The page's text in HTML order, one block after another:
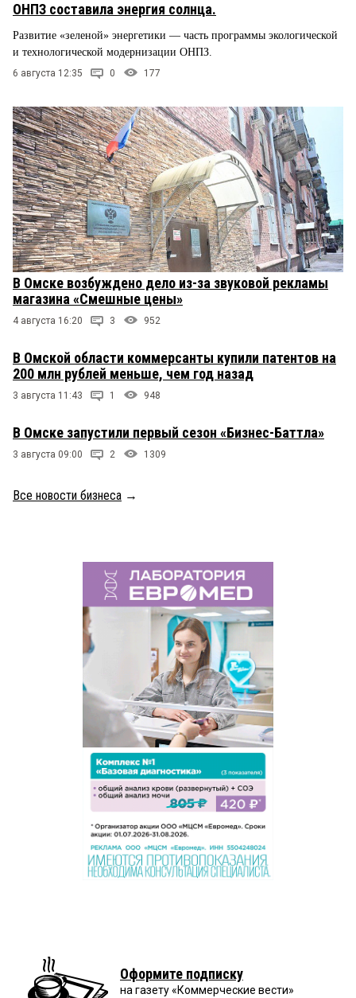
ОНПЗ составила энергия солнца.
Развитие «зеленой» энергетики — часть программы экологической
и технологической модернизации ОНПЗ.
6 августа 12:35 0 177
В Омске возбуждено дело из-за звуковой рекламы
магазина «Смешные цены»
4 августа 16:20 3 952
В Омской области коммерсанты купили патентов на
200 млн рублей меньше, чем год назад
3 августа 11:43 1 948
В Омске запустили первый сезон «Бизнес-Баттла»
3 августа 09:00 2 1309
Все новости бизнеса →
Оформите подписку
на газету «Коммерческие вести»